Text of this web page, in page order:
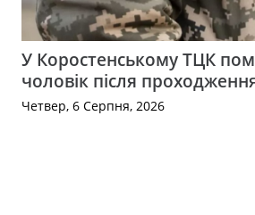
У Коростенському ТЦК
чоловік після
Четвер, 6 Серпня, 2026